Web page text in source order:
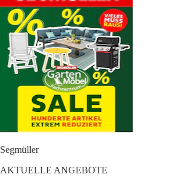
Segmüller
AKTUELLE ANGEBOTE